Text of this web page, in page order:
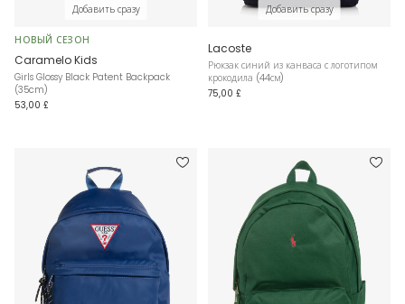
Добавить сразу
НОВЫЙ СЕЗОН
Caramelo Kids
Girls Glossy Black Patent Backpack
(35cm)
53,00 £
Добавить сразу
Lacoste
Рюкзак синий из канваса с логотипом
крокодила (44см)
75,00 £